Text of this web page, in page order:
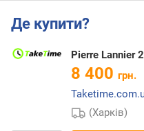
Де купити?
Pierre Lannier
8 400 грн.
(Харків)